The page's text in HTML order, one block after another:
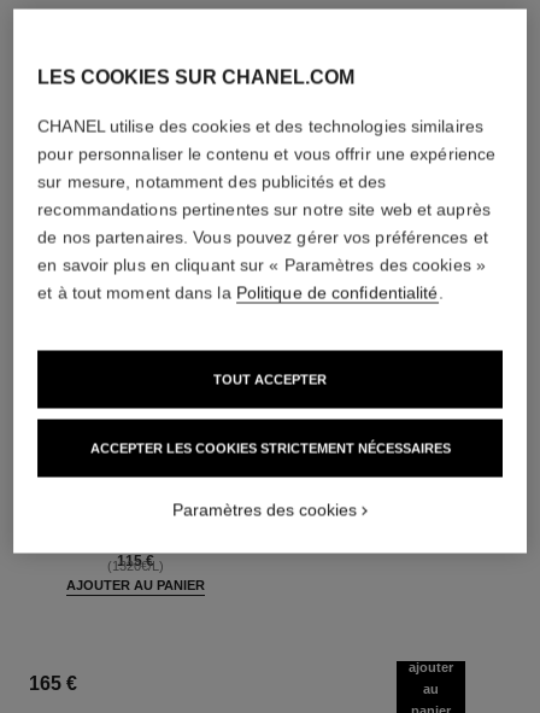
paris - riviera
Les Eaux de Chanel – Eau de
Toilette Vaporisateur
115 €
(1320€/L)
AJOUTER AU PANIER
hydra beauty micro liquid essence
Hydratant Énergisant Unifiant
Réf. 141020
165 €
ajouter
au
LES COOKIES SUR CHANEL.COM
CHANEL utilise des cookies et des technologies similaires
pour personnaliser le contenu et vous offrir une expérience
sur mesure, notamment des publicités et des
recommandations pertinentes sur notre site web et auprès
de nos partenaires. Vous pouvez gérer vos préférences et
en savoir plus en cliquant sur « Paramètres des cookies »
et à tout moment dans la Politique de confidentialité.
ACCEPTER LES COOKIES STRICTEMENT NÉCESSAIRES
TOUT ACCEPTER
Paramètres des cookies